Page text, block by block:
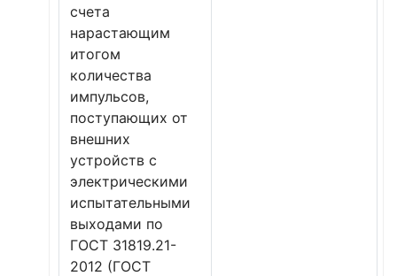
счета
нарастающим
итогом
количества
импульсов,
поступающих от
внешних
устройств с
электрическими
испытательными
выходами по
ГОСТ 31819.21-
2012 (ГОСТ